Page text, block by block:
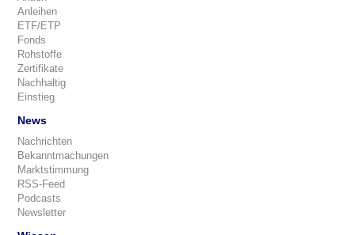
Anleihen
ETF/ETP
Fonds
Rohstoffe
Zertifikate
Nachhaltig
Einstieg
News
Nachrichten
Bekanntmachungen
Marktstimmung
RSS-Feed
Podcasts
Newsletter